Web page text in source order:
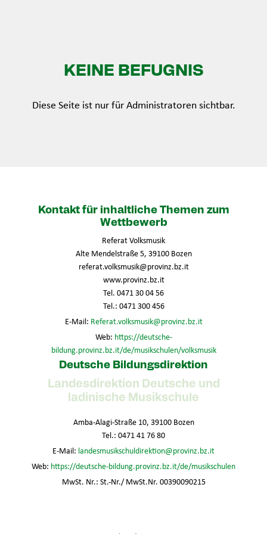
KEINE BEFUGNIS
Diese Seite ist nur für Administratoren sichtbar.
Kontakt für inhaltliche Themen zum
Wettbewerb
Referat Volksmusik
Alte Mendelstraße 5, 39100 Bozen
referat.volksmusik@provinz.bz.it
www.provinz.bz.it
Tel. 0471 30 04 56
Tel.: 0471 300 456
E-Mail: Referat.volksmusik@provinz.bz.it
Web: https://deutsche-
bildung.provinz.bz.it/de/musikschulen/volksmusik
Deutsche Bildungsdirektion
Landesdirektion Deutsche und
ladinische Musikschule
Amba-Alagi-Straße 10, 39100 Bozen
Tel.: 0471 41 76 80
E-Mail: landesmusikschuldirektion@provinz.bz.it
Web: https://deutsche-bildung.provinz.bz.it/de/musikschulen
MwSt. Nr.: St.-Nr./ MwSt.Nr. 00390090215